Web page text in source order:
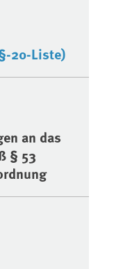
20-Liste)
an das
§ 53